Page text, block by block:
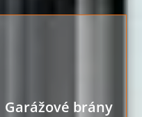
Garážové brány